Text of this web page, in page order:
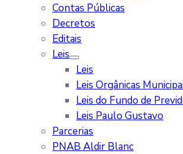
Contas Públicas
Decretos
Editais
Leis
Leis
Leis Orgânicas
Leis do Fundo de
Leis Paulo Gustavo
Parcerias
PNAB Aldir Blanc